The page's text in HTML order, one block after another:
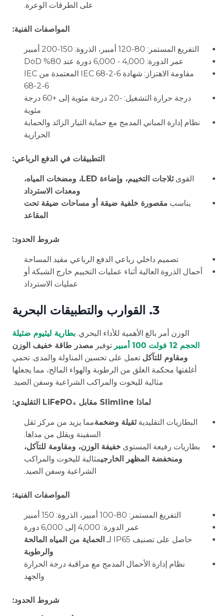
على الطرقات الوعرة.
المواصفات الفنية:
التفريغ المستمر: 80-120 أمبير، الذروة: 150-200 أمبير
عمر الدورة: 4,000 - 6,000 دورة عند 80% DoD
مقاومة الاهتزاز: شهادة IEC 68-2-6 المعتمدة من IEC
68-2-6
درجة حرارة التشغيل: -20 درجة مئوية إلى +60 درجة
مئوية
نظام إدارة المباني المدمج مع حماية التيار الزائد والحماية
الحرارية
التطبيقات في الدفع الرباعي:
القوى
ثلاجات التخييم، وإضاءة LED، ومضخات المياه،
ومعدات الاسترداد
يناسب مقصورة خلفية ضيقة أو مساحات ضيقة تحت
المقاعد
شروط الحدود:
تصميم داخلي رباعي الدفع الرباعي مقيد المساحة
أحمال الذروة العالية أثناء عمليات التخييم خارج الشبكة أو
عمليات الاسترداد
3. القوارب والتطبيقات البحرية
الوزن أمر بالغ الأهمية للأداء البحري. بطارية ليثيوم ضئيلة
الحجم 12 فولت 100 أمبير
توفير مصدر طاقة خفيف الوزن
ومقاوم للتآكل تعمل على تحسين المناولة والمدى. تحمي
أغلفتها محكمة الغلق من الرطوبة والهواء المالح، مما يجعلها
مثالية لليخوت والمراكب الشراعية وسفن الصيد.
لماذا Slimline مقابل LiFePO₄ التقليدي:
البطاريات التقليديةثقيلة وضخمةمما يزيد من مركز ثقل
السفينة ويقلل من مداها.
بطاريات رفيعة المستوى خفيفة الوزن، ومقاومة للتآكل،
ومنخفضة المظهر الخارجيمثالية لليخوت والمراكب
الشراعية وسفن الصيد.
المواصفات الفنية:
التفريغ المستمر: 80-100 أمبير، الذروة: 150 أمبير
عمر الدورة: 4,000 إلى 6,000 دورة
حاصل على تصنيف IP65 لـ
الحماية من المياه المالحة
والرطوبة
نظام إدارة الأحمال المدمج مع مراقبة درجة الحرارة
والجهد
شروط الحدود: